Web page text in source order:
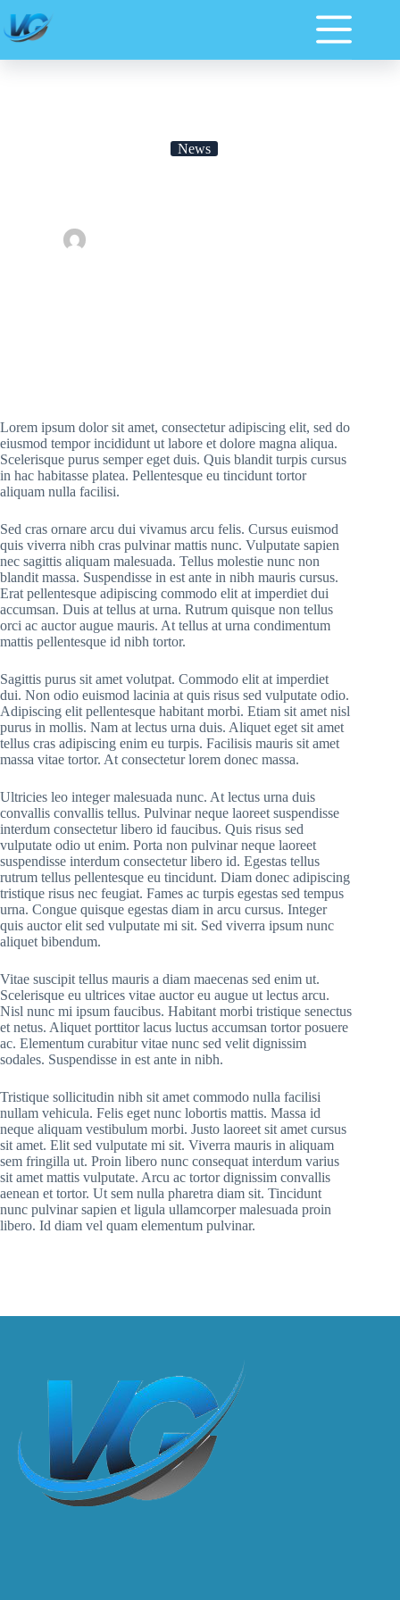
News
Lorem ipsum dolor sit amet, consectetur adipiscing elit, sed do
eiusmod tempor incididunt ut labore et dolore magna aliqua.
Scelerisque purus semper eget duis. Quis blandit turpis cursus
in hac habitasse platea. Pellentesque eu tincidunt tortor
aliquam nulla facilisi.
Sed cras ornare arcu dui vivamus arcu felis. Cursus euismod
quis viverra nibh cras pulvinar mattis nunc. Vulputate sapien
nec sagittis aliquam malesuada. Tellus molestie nunc non
blandit massa. Suspendisse in est ante in nibh mauris cursus.
Erat pellentesque adipiscing commodo elit at imperdiet dui
accumsan. Duis at tellus at urna. Rutrum quisque non tellus
orci ac auctor augue mauris. At tellus at urna condimentum
mattis pellentesque id nibh tortor.
Sagittis purus sit amet volutpat. Commodo elit at imperdiet
dui. Non odio euismod lacinia at quis risus sed vulputate odio.
Adipiscing elit pellentesque habitant morbi. Etiam sit amet nisl
purus in mollis. Nam at lectus urna duis. Aliquet eget sit amet
tellus cras adipiscing enim eu turpis. Facilisis mauris sit amet
massa vitae tortor. At consectetur lorem donec massa.
Ultricies leo integer malesuada nunc. At lectus urna duis
convallis convallis tellus. Pulvinar neque laoreet suspendisse
interdum consectetur libero id faucibus. Quis risus sed
vulputate odio ut enim. Porta non pulvinar neque laoreet
suspendisse interdum consectetur libero id. Egestas tellus
rutrum tellus pellentesque eu tincidunt. Diam donec adipiscing
tristique risus nec feugiat. Fames ac turpis egestas sed tempus
urna. Congue quisque egestas diam in arcu cursus. Integer
quis auctor elit sed vulputate mi sit. Sed viverra ipsum nunc
aliquet bibendum.
Vitae suscipit tellus mauris a diam maecenas sed enim ut.
Scelerisque eu ultrices vitae auctor eu augue ut lectus arcu.
Nisl nunc mi ipsum faucibus. Habitant morbi tristique senectus
et netus. Aliquet porttitor lacus luctus accumsan tortor posuere
ac. Elementum curabitur vitae nunc sed velit dignissim
sodales. Suspendisse in est ante in nibh.
Tristique sollicitudin nibh sit amet commodo nulla facilisi
nullam vehicula. Felis eget nunc lobortis mattis. Massa id
neque aliquam vestibulum morbi. Justo laoreet sit amet cursus
sit amet. Elit sed vulputate mi sit. Viverra mauris in aliquam
sem fringilla ut. Proin libero nunc consequat interdum varius
sit amet mattis vulputate. Arcu ac tortor dignissim convallis
aenean et tortor. Ut sem nulla pharetra diam sit. Tincidunt
nunc pulvinar sapien et ligula ullamcorper malesuada proin
libero. Id diam vel quam elementum pulvinar.